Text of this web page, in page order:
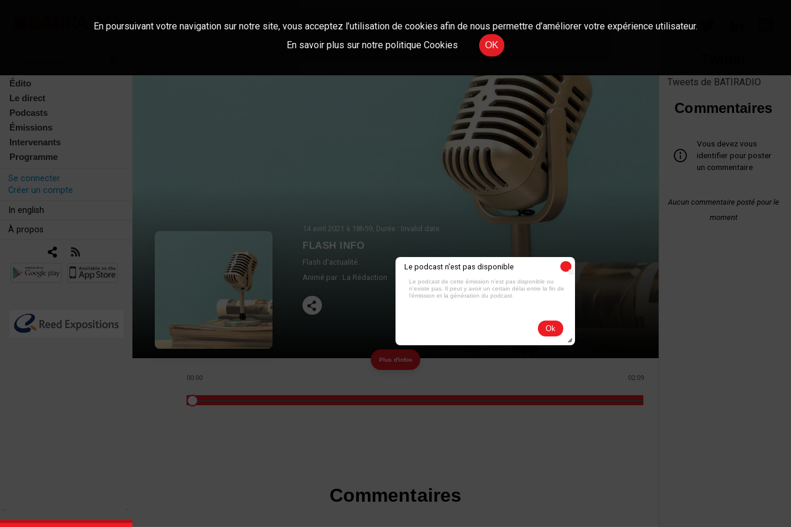
Édito
Le direct
Podcasts
Émissions
Intervenants
Programme
Se connecter
Créer un compte
In english
À propos
14 avril 2021 à 18h59, Durée : Invalid date
FLASH INFO
Flash d'actualité.
Animé par : La Rédaction
Plus d'infos
00:00 02:09
Commentaires
Tweets de BATIRADIO
Commentaires
Vous devez vous
identifier pour poster
un commentaire
Aucun commentaire posté pour le
moment
En poursuivant votre navigation sur notre site, vous acceptez l’utilisation de cookies afin de nous permettre d’améliorer votre expérience utilisateur.
En savoir plus sur notre politique Cookies
OK
Le podcast n'est pas disponible
Le podcast de cette émission n'est pas disponible ou
n'existe pas. Il peut y avoir un certain délai entre la fin de
l'émission et la génération du podcast.
Ok